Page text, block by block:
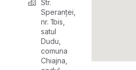
Str.
Speranței,
nr. 1bis,
satul
Dudu,
comuna
Chiajna,